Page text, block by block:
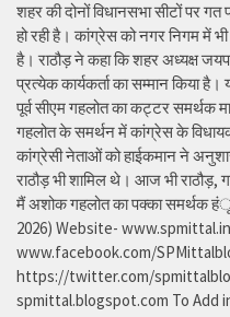
शहर की दोनों विधानसभा सीटों पर गत
हो रही है। कांग्रेस को नगर निगम में
है। राठौड़ ने कहा कि शहर अध्यक्ष
प्रत्येक कार्यकर्ता का सम्मान किया
पूर्व सीएम गहलोत का कट्टर समर्थक
गहलोत के समर्थन में कांग्रेस के
कांग्रेसी नेताओं को हाईकमान ने
राठौड़ भी शामिल थे। आज भी
मैं अशोक गहलोत का पक्का समर्थक
2026) Website-
www.facebook.com/
https://twitter.com/
spmittal.blogspot.com To Add